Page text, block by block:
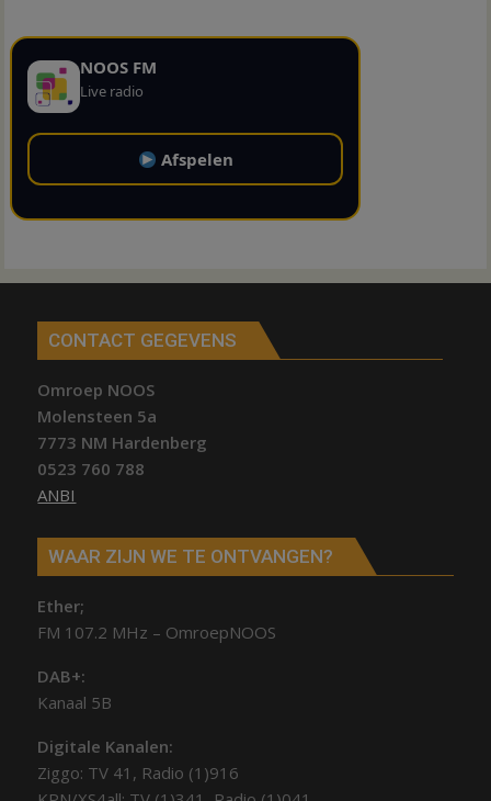
NOOS FM
Live radio
Afspelen
CONTACT GEGEVENS
Omroep NOOS
Molensteen 5a
7773 NM Hardenberg
0523 760 788
ANBI
WAAR ZIJN WE TE ONTVANGEN?
Ether;
FM 107.2 MHz – OmroepNOOS
DAB+:
Kanaal 5B
Digitale Kanalen:
Ziggo: TV 41, Radio (1)916